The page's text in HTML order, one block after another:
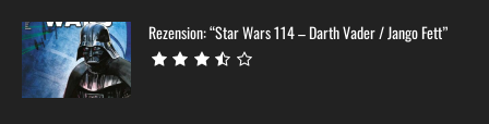
Rezension: “Star Wars 114 – Darth Vader / Jango Fett”